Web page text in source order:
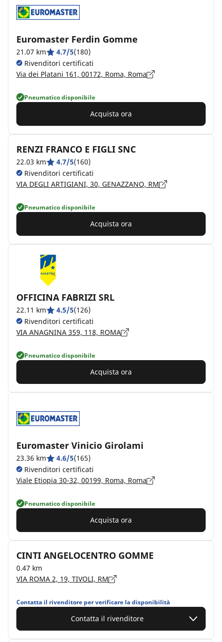
Euromaster Ferdin Gomme
21.07 km 4.7/5(180)
Rivenditori certificati
Via dei Platani 161, 00172, Roma, Roma
Pneumatico disponibile
Acquista ora
RENZI FRANCO E FIGLI SNC
22.03 km 4.7/5(160)
Rivenditori certificati
VIA DEGLI ARTIGIANI, 30, GENAZZANO, RM
Pneumatico disponibile
Acquista ora
OFFICINA FABRIZI SRL
22.11 km 4.5/5(126)
Rivenditori certificati
VIA ANAGNINA 359, 118, ROMA
Pneumatico disponibile
Acquista ora
Euromaster Vinicio Girolami
23.36 km 4.6/5(165)
Rivenditori certificati
Viale Etiopia 30-32, 00199, Roma, Roma
Pneumatico disponibile
Acquista ora
CINTI ANGELOCENTRO GOMME
0.47 km
VIA ROMA 2, 19, TIVOLI, RM
Contatta il rivenditore per verificare la disponibilità
Contatta il rivenditore